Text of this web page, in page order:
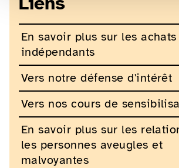
En savoir plus sur les achats
indépendants
Vers notre défense d'intérêt
Vers nos cours de
En savoir plus sur les
les personnes aveugles et
malvoyantes